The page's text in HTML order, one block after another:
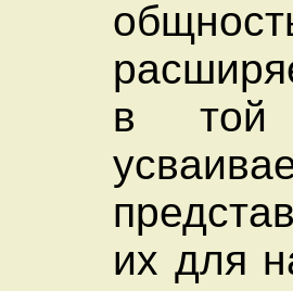
в той
их для